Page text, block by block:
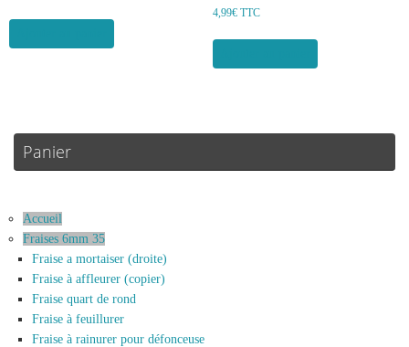
4,99€ TTC
Panier
Accueil
Fraises 6mm 35
Fraise a mortaiser (droite)
Fraise à affleurer (copier)
Fraise quart de rond
Fraise à feuillurer
Fraise à rainurer pour défonceuse